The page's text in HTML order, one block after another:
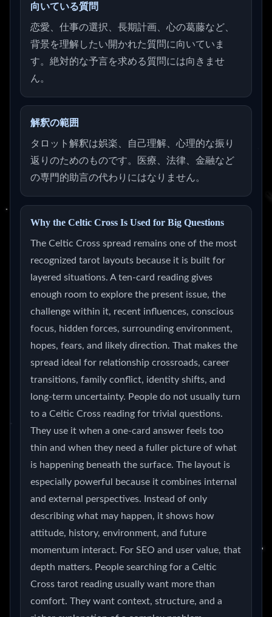
向いている質問
恋愛、仕事の選択、長期計画、心の葛藤など、
背景を理解したい開かれた質問に向いていま
す。絶対的な予言を求める質問には向きませ
ん。
解釈の範囲
タロット解釈は娯楽、自己理解、心理的な振り
返りのためのものです。医療、法律、金融など
の専門的助言の代わりにはなりません。
Why the Celtic Cross Is Used for Big Questions
The Celtic Cross spread remains one of the most
recognized tarot layouts because it is built for
layered situations. A ten-card reading gives
enough room to explore the present issue, the
challenge within it, recent influences, conscious
focus, hidden forces, surrounding environment,
hopes, fears, and likely direction. That makes the
spread ideal for relationship crossroads, career
transitions, family conflict, identity shifts, and
long-term uncertainty. People do not usually turn
to a Celtic Cross reading for trivial questions.
They use it when a one-card answer feels too
thin and when they need a fuller picture of what
is happening beneath the surface. The layout is
especially powerful because it combines internal
and external perspectives. Instead of only
describing what may happen, it shows how
attitude, history, environment, and future
momentum interact. For SEO and user value, that
depth matters. People searching for a Celtic
Cross tarot reading usually want more than
comfort. They want context, structure, and a